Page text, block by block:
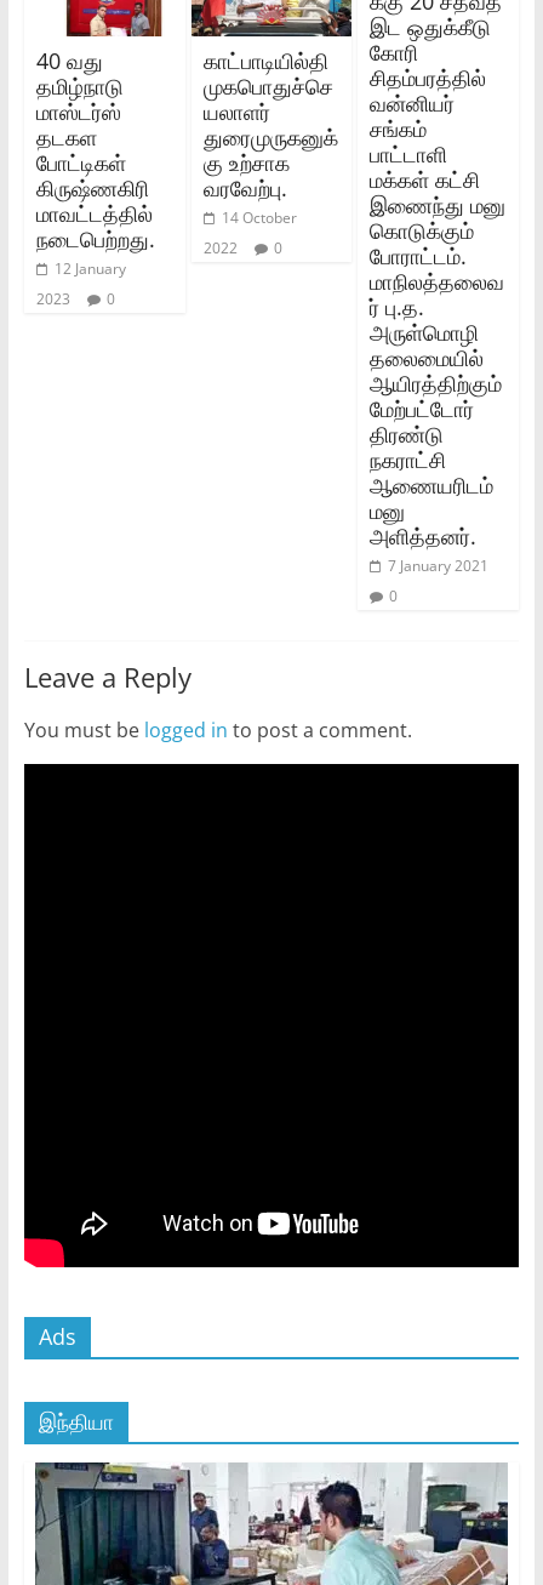
40 வது
தமிழ்நாடு
மாஸ்டர்ஸ்
தடகள
போட்டிகள்
கிருஷ்ணகிரி
மாவட்டத்தில்
நடைபெற்றது.
12 January
2023
0
காட்பாடியில்தி
முகபொதுச்செ
யலாளர்
துரைமுருகனுக்
கு உற்சாக
வரவேற்பு.
14 October
2022
0
இட ஒதுக்கீடு
கோரி
சிதம்பரத்தில்
வன்னியர்
சங்கம்
பாட்டாளி
மக்கள் கட்சி
இணைந்து மனு
கொடுக்கும்
போராட்டம்.
மாநிலத்தலைவ
ர் பு.த.
அருள்மொழி
தலைமையில்
ஆயிரத்திற்கும்
மேற்பட்டோர்
திரண்டு
நகராட்சி
ஆணையரிடம்
மனு
அளித்தனர்.
7 January 2021
0
Leave a Reply
You must be logged in to post a comment.
Ads
இந்தியா